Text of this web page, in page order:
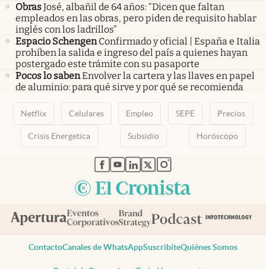
ObrasJosé, albañil de 64 años: “Dicen que faltan
empleados en las obras, pero piden de requisito hablar
inglés con los ladrillos”
Espacio Schengen Confirmado y oficial | España e Italia
prohíben la salida e ingreso del país a quienes hayan
postergado este trámite con su pasaporte
Pocos lo sabenEnvolver la cartera y las llaves en papel
de aluminio: para qué sirve y por qué se recomienda
Netflix Celulares Empleo SEPE Precios
Crisis Energetica Subsidio Horóscopo
abre en nueva pestaña
abre en nueva pestaña
abre en nueva pestaña
abre en nueva pestaña
abre en nueva pestaña
ContactoCanales de WhatsAppSuscribiteQuiénes Somos